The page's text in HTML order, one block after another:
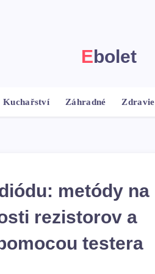
Ebolet
Kuchařství Záhradné Zdravie
metódy na
rezistorov a
testera